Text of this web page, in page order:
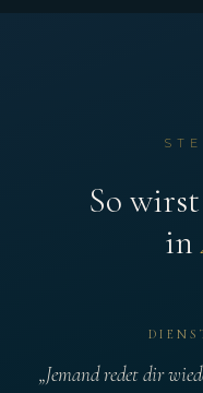
So
in
„Jemand redet dir